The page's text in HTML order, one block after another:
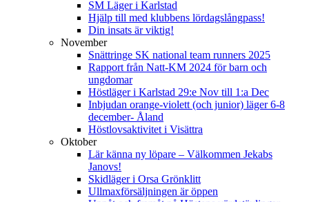
SM Läger i Karlstad
Hjälp till med klubbens lördagslångpass!
Din insats är viktig!
November
Snättringe SK national team runners 2025
Rapport från Natt-KM 2024 för barn och
ungdomar
Höstläger i Karlstad 29:e Nov till 1:a Dec
Inbjudan orange-violett (och junior) läger 6-8
december- Åland
Höstlovsaktivitet i Visättra
Oktober
Lär känna ny löpare – Välkommen Jekabs
Janovs!
Skidläger i Orsa Grönklitt
Ullmaxförsäljningen är öppen